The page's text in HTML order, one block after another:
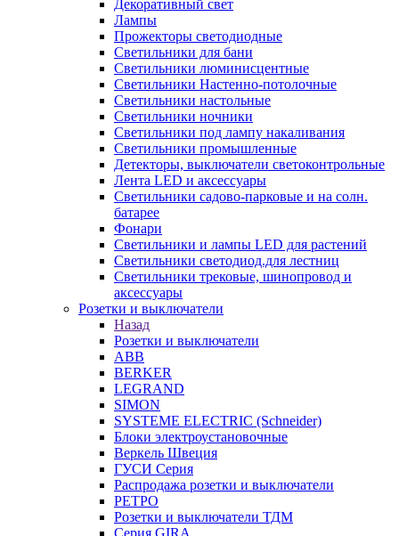
Декоративный свет
Лампы
Прожекторы светодиодные
Светильники для бани
Светильники люминисцентные
Светильники Настенно-потолочные
Светильники настольные
Светильники ночники
Светильники под лампу накаливания
Светильники промышленные
Детекторы, выключатели светоконтрольные
Лента LED и аксессуары
Светильники садово-парковые и на солн.
батарее
Фонари
Светильники и лампы LED для растений
Светильники светодиод.для лестниц
Светильники трековые, шинопровод и
аксессуары
Розетки и выключатели
Назад
Розетки и выключатели
ABB
BERKER
LEGRAND
SIMON
SYSTEME ELECTRIC (Schneider)
Блоки электроустановочные
Веркель Швеция
ГУСИ Серия
Распродажа розетки и выключатели
РЕТРО
Розетки и выключатели ТДМ